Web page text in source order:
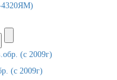
4320ЯМ)
(с 2009г)